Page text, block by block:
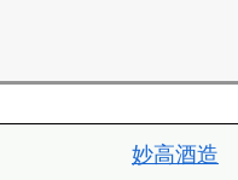
妙高酒造